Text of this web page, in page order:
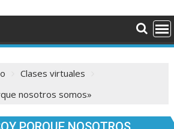
Clases virtuales
nosotros somos»